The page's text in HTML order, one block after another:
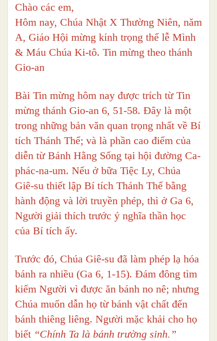
Chào các em,
Hôm nay, Chúa Nhật X Thường Niên, năm
A, Giáo Hội mừng kính trọng thể lễ Mình
& Máu Chúa Ki-tô. Tin mừng theo thánh
Gio-an
Bài Tin mừng hôm nay được trích từ Tin
mừng thánh Gio-an 6, 51-58. Đây là một
trong những bản văn quan trọng nhất về Bí
tích Thánh Thể; và là phần cao điểm của
diễn từ Bánh Hằng Sống tại hội đường Ca-
phác-na-um. Nếu ở bữa Tiệc Ly, Chúa
Giê-su thiết lập Bí tích Thánh Thể bằng
hành động và lời truyền phép, thì ở Ga 6,
Người giải thích trước ý nghĩa thần học
của Bí tích ấy.
Trước đó, Chúa Giê-su đã làm phép lạ hóa
bánh ra nhiều (Ga 6, 1-15). Đám đông tìm
kiếm Người vì được ăn bánh no nê; nhưng
Chúa muốn dẫn họ từ bánh vật chất đến
bánh thiêng liêng. Người mặc khải cho họ
biết “Chính Ta là bánh trường sinh.”